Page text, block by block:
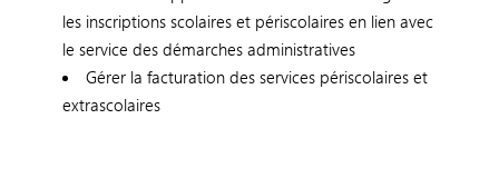
les inscriptions scolaires et périscolaires en lien avec
le service des démarches administratives
Gérer la facturation des services périscolaires et
extrascolaires